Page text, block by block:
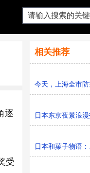
逐
受
相关推荐
今天，上海全市
日本东京夜景浪
日本和菓子物语